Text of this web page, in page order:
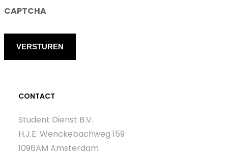
CAPTCHA
CONTACT
Student Dienst B.V.
H.J.E. Wenckebachweg 159
1096AM Amsterdam